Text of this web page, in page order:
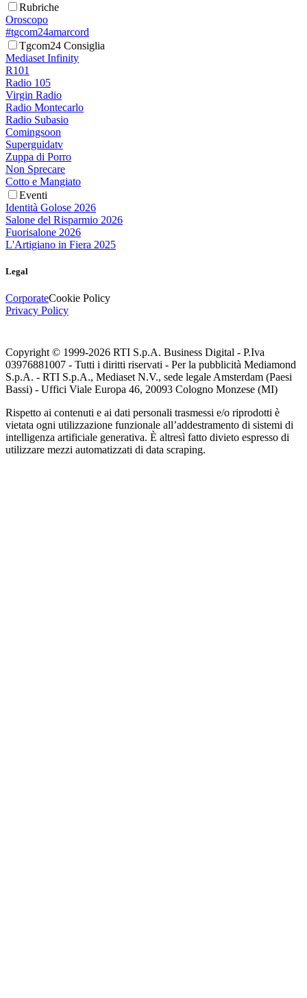
Rubriche
Oroscopo
#tgcom24amarcord
Tgcom24 Consiglia
Mediaset Infinity
R101
Radio 105
Virgin Radio
Radio Montecarlo
Radio Subasio
Comingsoon
Superguidatv
Zuppa di Porro
Non Sprecare
Cotto e Mangiato
Eventi
Identità Golose 2026
Salone del Risparmio 2026
Fuorisalone 2026
L'Artigiano in Fiera 2025
Legal
CorporateCookie Policy
Privacy Policy
Copyright © 1999-2026 RTI S.p.A. Business Digital - P.Iva
03976881007 - Tutti i diritti riservati - Per la pubblicità Mediamond
S.p.A. - RTI S.p.A., Mediaset N.V., sede legale Amsterdam (Paesi
Bassi) - Uffici Viale Europa 46, 20093 Cologno Monzese (MI)
Rispetto ai contenuti e ai dati personali trasmessi e/o riprodotti è
vietata ogni utilizzazione funzionale all’addestramento di sistemi di
intelligenza artificiale generativa. È altresì fatto divieto espresso di
utilizzare mezzi automatizzati di data scraping.